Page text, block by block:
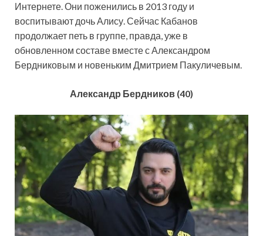
Интернете. Они поженились в 2013 году и
воспитывают дочь Алису. Сейчас Кабанов
продолжает петь в группе, правда, уже в
обновленном составе вместе с Александром
Бердниковым и новеньким Дмитрием Пакуличевым.
Александр Бердников (40)